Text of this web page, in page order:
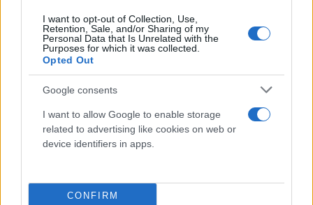
I want to opt-out of Collection, Use,
Retention, Sale, and/or Sharing of my
Personal Data that Is Unrelated with the
Purposes for which it was collected.
Opted Out
Google consents
I want to allow Google to enable storage
related to advertising like cookies on web or
device identifiers in apps.
CONFIRM
Σημειώνεται ότι βασική αναφορά των
καταστημάτων efood local, είναι η γειτονιά. Το
concept έχει μεγαλύτερη έμφαση στο φαγητό, με
βασικά στοιχεία του καταστήματος την γωνιά του
καφέ και τη ζεστή γωνιά, ενώ ενσωματώνει μεγάλη
κάβα, καπνικά και είδη mini market, με
κωδικολόγιο κυρίως γύρω από το φαγητό και τα